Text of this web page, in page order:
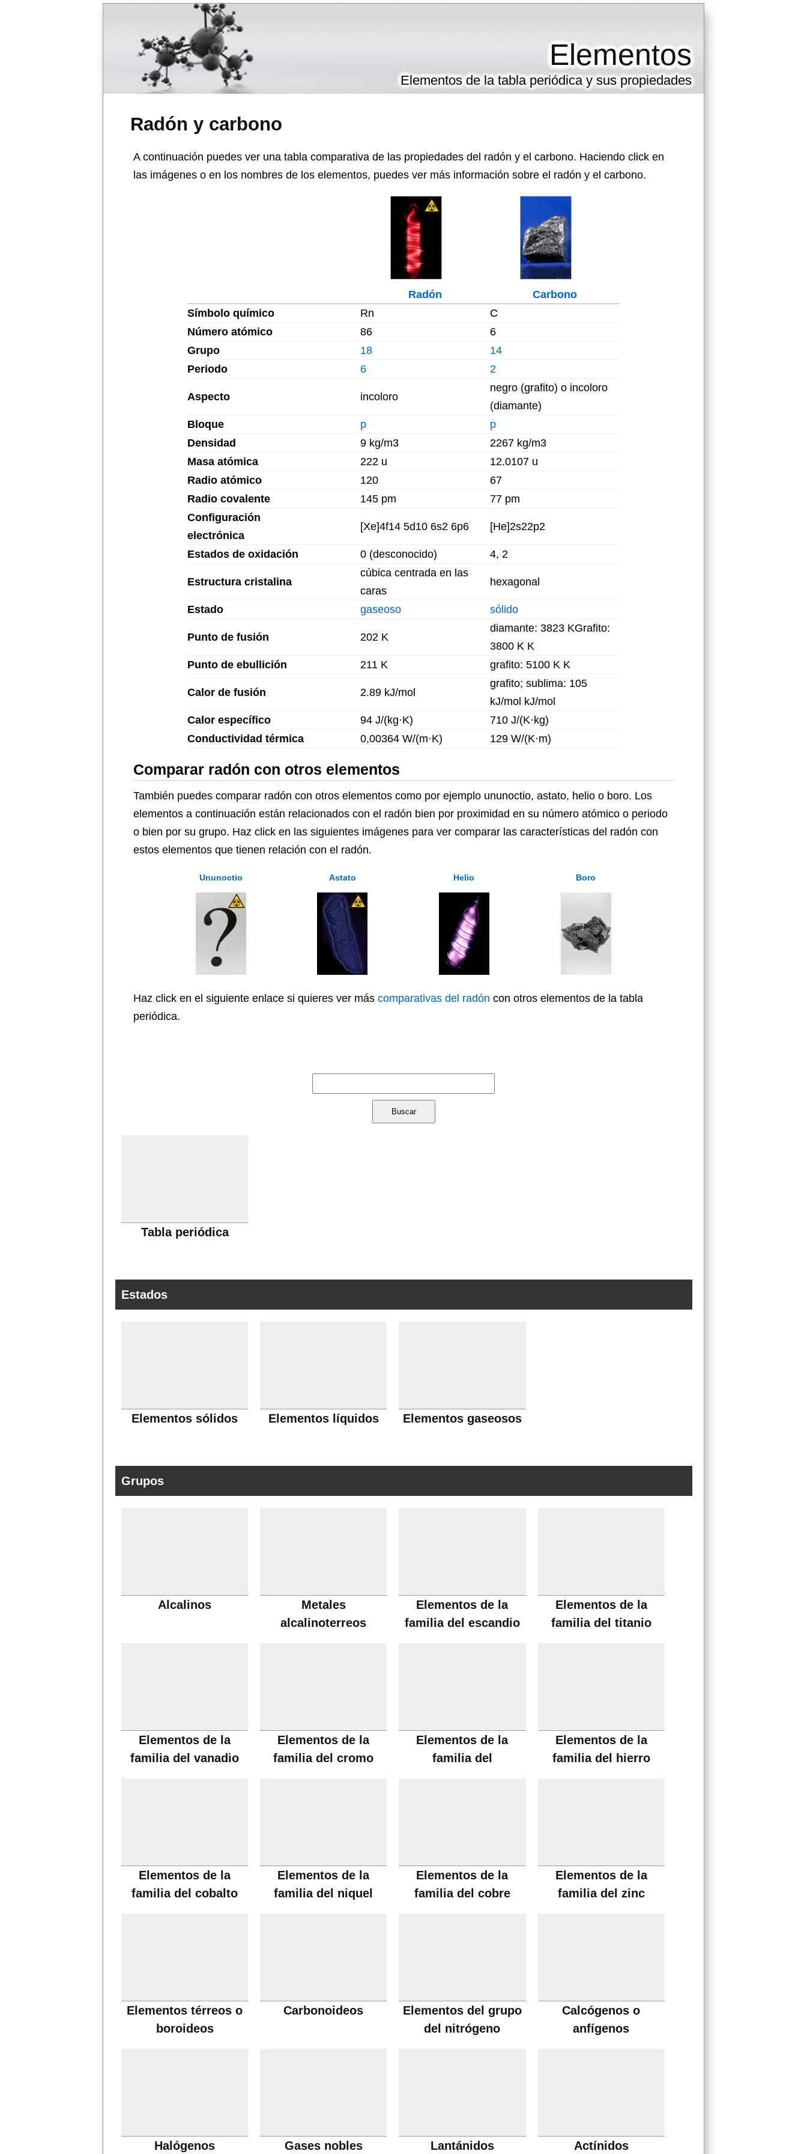
Radón y carbono
Elementos
Elementos de la tabla periódica y sus propiedades
A continuación puedes ver una tabla comparativa de las propiedades del radón y el carbono. Haciendo click en
las imágenes o en los nombres de los elementos, puedes ver más información sobre el radón y el carbono.
Radón
Carbono
Símbolo químico
Rn
C
Número atómico
86
6
Grupo
18
14
Periodo
6 2
Aspecto incoloro
negro (grafito) o incoloro
(diamante)
Bloque
p
p
Densidad
9 kg/m3
2267 kg/m3
Masa atómica
222 u
12.0107 u
Radio atómico
120
67
Radio covalente
145 pm
77 pm
Configuración
electrónica
[Xe]4f14 5d10 6s2 6p6 [He]2s22p2
Estados de oxidación 0 (desconocido) 4, 2
Estructura cristalina
cúbica centrada en las
caras
hexagonal
Estado gaseoso sólido
Punto de fusión 202 K
diamante: 3823 KGrafito:
3800 K K
Punto de ebullición
211 K grafito: 5100 K K
Calor de fusión 2.89 kJ/mol
grafito; sublima: 105
kJ/mol kJ/mol
Calor específico
94 J/(kg·K)
710 J/(K·kg)
Conductividad térmica
0,00364 W/(m·K) 129 W/(K·m)
Comparar radón con otros elementos
También puedes comparar radón con otros elementos como por ejemplo ununoctio, astato, helio o boro. Los
elementos a continuación están relacionados con el radón bien por proximidad en su número atómico o periodo
o bien por su grupo. Haz click en las siguientes imágenes para ver comparar las características del radón con
estos elementos que tienen relación con el radón.
Ununoctio Astato Helio Boro
Haz click en el siguiente enlace si quieres ver más comparativas del radón con otros elementos de la tabla
periódica.
Tabla periódica
Estados
Elementos sólidos Elementos líquidos Elementos gaseosos
Grupos
Alcalinos
Metales
alcalinoterreos
Elementos de la
familia del escandio
Elementos de la
familia del titanio
Elementos de la
familia del vanadio
Elementos de la
familia del cromo
Elementos de la
familia del
Elementos de la
familia del hierro
Elementos de la
familia del cobalto
Elementos de la
familia del niquel
Elementos de la
familia del cobre
Elementos de la
familia del zinc
Elementos térreos o
boroideos
Carbonoideos
Elementos del grupo
del nitrógeno
Calcógenos o
anfígenos
Halógenos Gases nobles Lantánidos Actínidos